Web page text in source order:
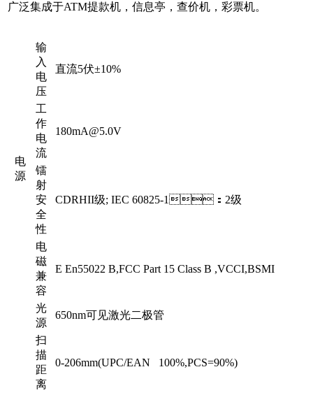
广泛集成于ATM提款机，信息亭，查价机，彩票机。
电
源
输
入
电
压
直流5伏±10%
工
作
电
流
180mA@5.0V
镭
射
安
全
性
CDRHII级; IEC 60825-1：2级
电
磁
兼
容
E En55022 B,FCC Part 15 Class B ,VCCI,BSMI
光
源
650nm可见激光二极管
扫
描
距
离
0-206mm(UPC/EAN 100%,PCS=90%)